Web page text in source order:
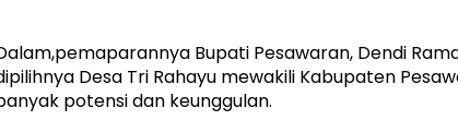
Bupati Pesawaran, Dendi
Desa Tri Rahayu mewakili Kabupaten
potensi dan keunggulan.